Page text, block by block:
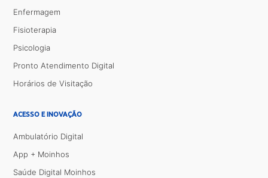
Enfermagem
Fisioterapia
Psicologia
Pronto Atendimento Digital
Horários de Visitação
ACESSO E INOVAÇÃO
Ambulatório Digital
App + Moinhos
Saúde Digital Moinhos